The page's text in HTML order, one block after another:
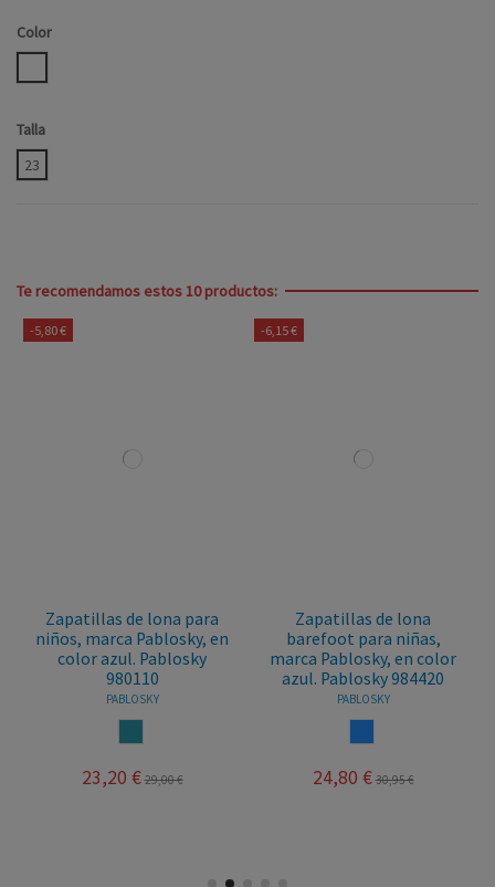
Color
Talla
23
Te recomendamos estos 10 productos:
-5,80 €
Zapatillas de lona para
niños, marca Pablosky, en
color azul. Pablosky
980110
PABLOSKY
23,20 € 29,00 €
-6,15 €
Zapatillas de lona
barefoot para niñas,
marca Pablosky, en color
azul. Pablosky 984420
PABLOSKY
24,80 € 30,95 €